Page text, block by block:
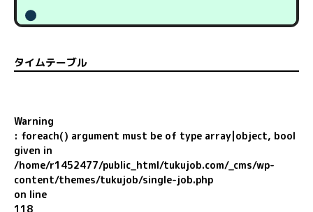
タイムテーブル
Warning
: foreach() argument must be of type array|object, bool
given in
/home/r1452477/public_html/tukujob.com/_cms/wp-
content/themes/tukujob/single-job.php
on line
118